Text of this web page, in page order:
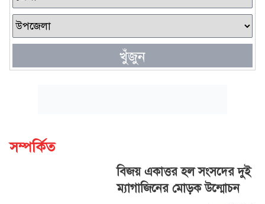
খুঁজুন
সম্পর্কিত
বিজয় একাত্তর হল সংসদের দুই
ম্যাগাজিনের মোড়ক উন্মোচন